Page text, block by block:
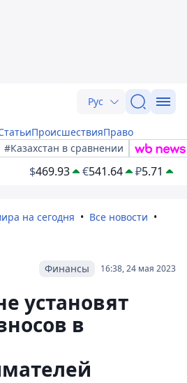
Рус
ПроисшествияПраво
#Казахстан в сравнении
$469.93 €541.64 ₽5.71
на сегодня
Все новости
16:38, 24 мая 2023
Финансы
установят
в